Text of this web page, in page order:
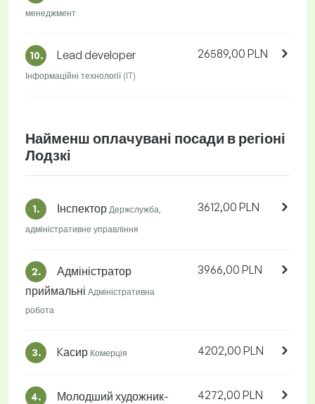
менеджмент
10. Lead developer
Інформаційні технології (IT)
26589,00 PLN
Найменш оплачувані посади в регіоні
Лодзкі
1. Інспектор Держслужба,
адміністративне управління
3612,00 PLN
2.
Адміністратор
приймальні Адміністративна
робота
3966,00 PLN
3. Kасир Комерція 4202,00 PLN
4.
Молодший художник-
4272,00 PLN